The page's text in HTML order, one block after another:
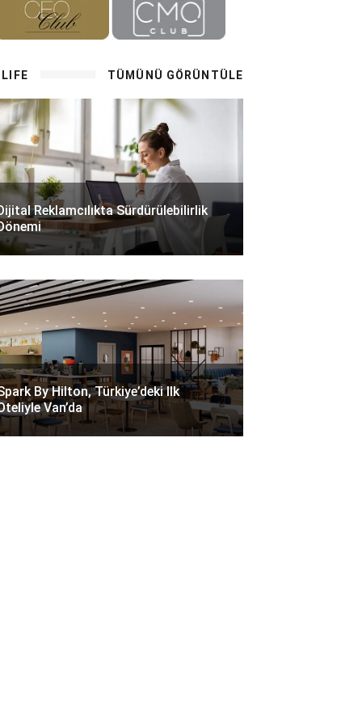
TÜMÜNÜ GÖRÜNTÜLE
Reklamcılıkta Sürdürülebilirlik
By Hilton, Türkiye’deki Ilk
Van’da